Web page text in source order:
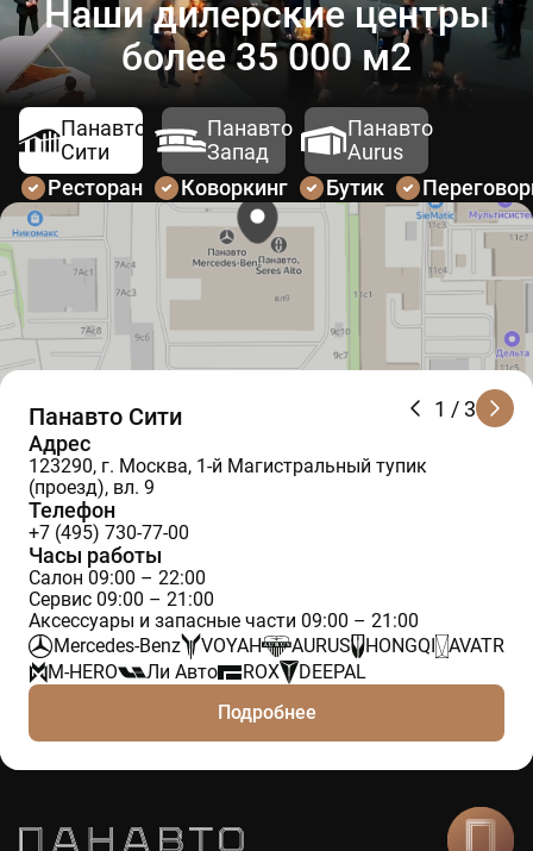
Наши дилерские центры
более 35 000 м2
Панавто
Сити
Панавто
Запад
Панавто
Aurus
Ресторан
Коворкинг Бутик
1 / 3
Панавто Сити
Адрес
123290, г. Москва, 1-й Магистральный тупик
(проезд), вл. 9
Телефон
+7 (495) 730-77-00
Часы работы
Салон 09:00 – 22:00
Сервис 09:00 – 21:00
Аксессуары и запасные части 09:00 – 21:00
Mercedes-Benz
VOYAH AURUS HONGQI
AVATR
M-HERO
Ли Авто ROX
DEEPAL
Подробнее